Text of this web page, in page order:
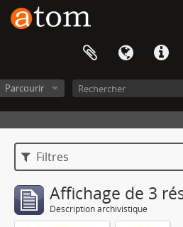
Parcourir
Filtres
Affichage de 3
Description archivistique